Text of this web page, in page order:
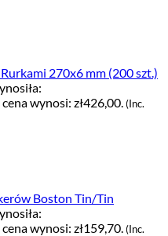
Rurkami 270x6 mm (200 szt.)
wynosi: zł426,00.(Inc.
Boston Tin/Tin
wynosi: zł159,70.(Inc.